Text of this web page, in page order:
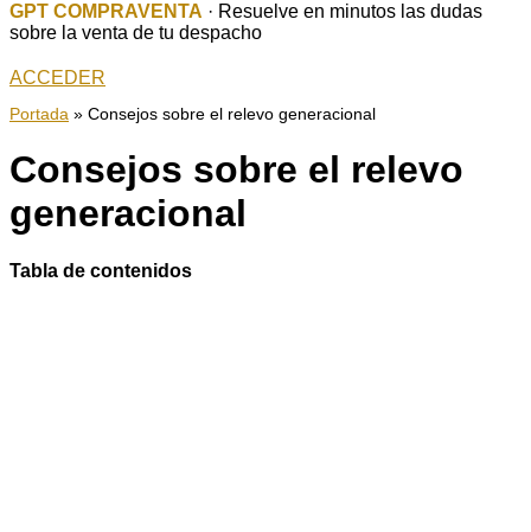
GPT COMPRAVENTA · Resuelve en minutos las dudas
sobre la venta de tu despacho
ACCEDER
Portada » Consejos sobre el relevo generacional
Consejos sobre el relevo
generacional
Tabla de contenidos